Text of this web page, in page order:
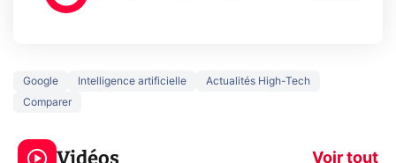
Google Intelligence artificielle
Actualités High-Tech
Comparer
Voir tout
5 générations de
jeux dans la